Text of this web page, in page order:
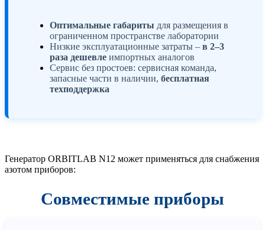
Оптимальные габариты для размещения в
ограниченном пространстве лаборатории
Низкие эксплуатационные затраты – в 2–3
раза дешевле импортных аналогов
Сервис без простоев: сервисная команда,
запасные части в наличии, бесплатная
техподдержка
Генератор ORBITLAB N12 может применяться для снабжения
азотом приборов:
Совместимые приборы